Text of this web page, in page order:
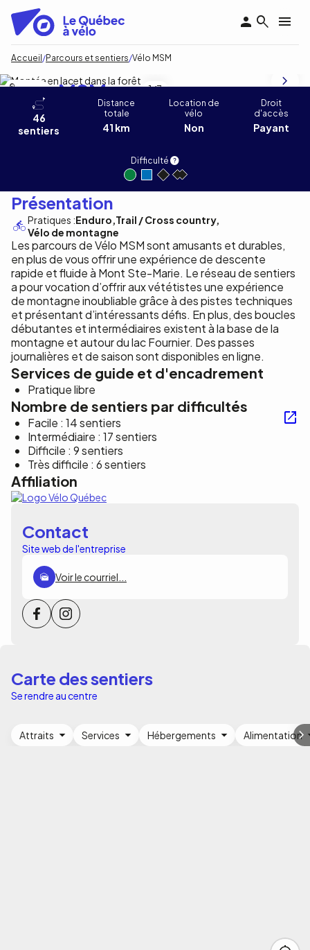
contenu
principal
Fil
d'Ariane
Accueil Parcours et sentiers Vélo MSM
Vélo MSM
C.Lalonde 1/3
46
sentiers
Distance
totale
41 km
Location de
vélo
Non
Droit
d'accès
Payant
Difficulté
Présentation
Pratiques :Enduro Trail / Cross country
Vélo de montagne
Les parcours de Vélo MSM sont amusants et durables,
en plus de vous offrir une expérience de descente
rapide et fluide à Mont Ste-Marie. Le réseau de sentiers
a pour vocation d’offrir aux vététistes une expérience
de montagne inoubliable grâce à des pistes techniques
et présentant d’intéressants défis. En plus, des boucles
débutantes et intermédiaires existent à la base de la
montagne et autour du lac Fournier. Des passes
journalières et de saison sont disponibles en ligne.
Services de guide et d'encadrement
Pratique libre
Nombre de sentiers par difficultés
Facile : 14 sentiers
Intermédiaire : 17 sentiers
Difficile : 9 sentiers
Très difficile : 6 sentiers
Affiliation
Contact
Site web de l'entreprise
Voir le courriel...
Carte des sentiers
Se rendre au centre
Attraits Services Hébergements Alimentation